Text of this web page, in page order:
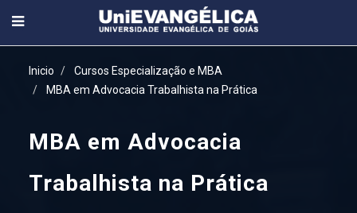
Inicio
Cursos Especialização e MBA
MBA em Advocacia Trabalhista na Prática
MBA em Advocacia
Trabalhista na Prática